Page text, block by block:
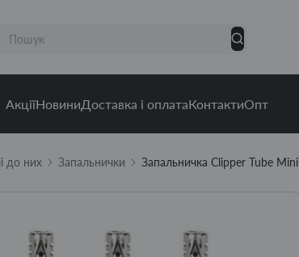
АкціїНовиниДоставка і оплатаКонтактиОпт
до них Запальнички Запальничка Clipper Tube Mini